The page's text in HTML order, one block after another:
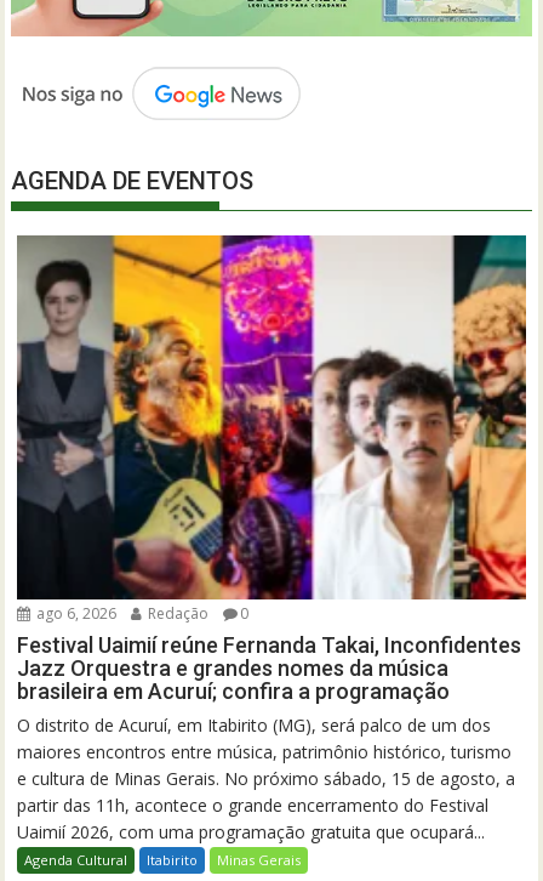
AGENDA DE EVENTOS
ago 6, 2026 Redação 0
Festival Uaimií reúne Fernanda Takai, Inconfidentes
Jazz Orquestra e grandes nomes da música
brasileira em Acuruí; confira a programação
O distrito de Acuruí, em Itabirito (MG), será palco de um dos
maiores encontros entre música, patrimônio histórico, turismo
e cultura de Minas Gerais. No próximo sábado, 15 de agosto, a
partir das 11h, acontece o grande encerramento do Festival
Uaimií 2026, com uma programação gratuita que ocupará...
Agenda Cultural Itabirito Minas Gerais